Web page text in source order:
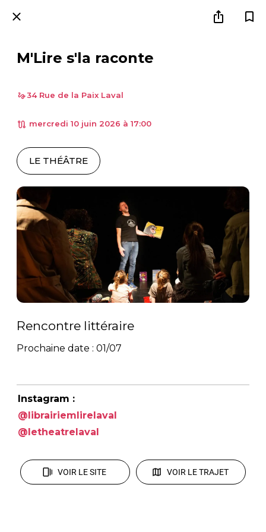
M'Lire s'la raconte
34 Rue de la Paix Laval
mercredi 10 juin 2026 à 17:00
LE THÉÂTRE
Rencontre littéraire
Prochaine date : 01/07
Instagram :
@librairiemlirelaval
@letheatrelaval
VOIR LE SITE VOIR LE TRAJET